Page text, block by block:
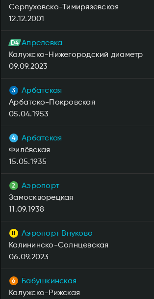
Серпуховско-Тимирязевская
12.12.2001
Апрелевка
Калужско-Нижегородский диаметр
09.09.2023
Арбатская
Арбатско-Покровская
05.04.1953
Арбатская
Филёвская
15.05.1935
Аэропорт
Замоскворецкая
11.09.1938
Аэропорт Внуково
Калининско-Солнцевская
06.09.2023
Бабушкинская
Калужско-Рижская